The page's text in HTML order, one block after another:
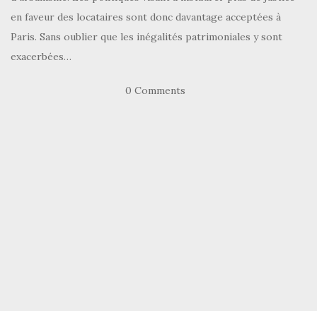
en faveur des locataires sont donc davantage acceptées à
Paris. Sans oublier que les inégalités patrimoniales y sont
exacerbées…
0 Comments